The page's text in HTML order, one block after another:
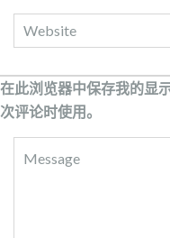
在此浏览器中保存我的显
次评论时使用。